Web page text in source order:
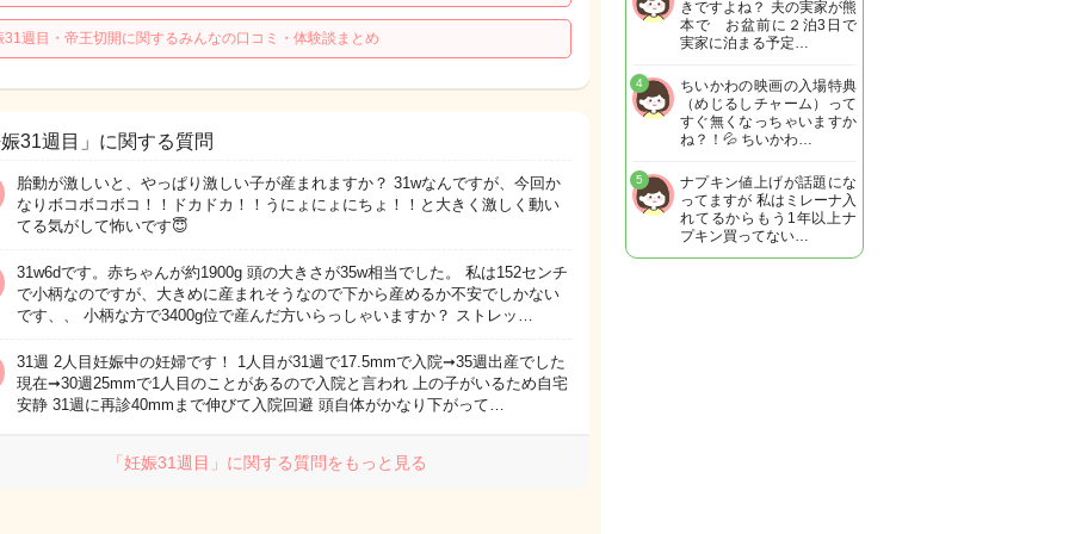
31週目・帝王切開に関するみんなの口コミ・体験談まとめ
31週目」に関する質問
胎動が激しいと、やっぱり激しい子が産まれますか？ 31wなんですが、今回か
なりボコボコボコ！！ドカドカ！！うにょにょにちょ！！と大きく激しく動い
てる気がして怖いです😇
31w6dです。赤ちゃんが約1900g 頭の大きさが35w相当でした。 私は152センチ
で小柄なのですが、大きめに産まれそうなので下から産めるか不安でしかない
です、、 小柄な方で3400g位で産んだ方いらっしゃいますか？ ストレッ…
31週 2人目妊娠中の妊婦です！ 1人目が31週で17.5mmで入院➞35週出産でした
現在➞30週25mmで1人目のことがあるので入院と言われ 上の子がいるため自宅
安静 31週に再診40mmまで伸びて入院回避 頭自体がかなり下がって…
「妊娠31週目」に関する質問をもっと見る
きですよね？ 夫の実家が熊
本で お盆前に２泊3日で
実家に泊まる予定…
ちいかわの映画の入場特典
（めじるしチャーム）って
すぐ無くなっちゃいますか
ね？！💦 ちいかわ…
4
ナプキン値上げが話題にな
ってますが 私はミレーナ入
れてるからもう1年以上ナ
プキン買ってない…
5